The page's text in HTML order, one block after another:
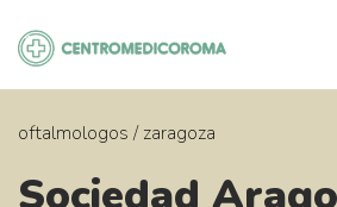
contenido
oftalmologos / zaragoza
Sociedad